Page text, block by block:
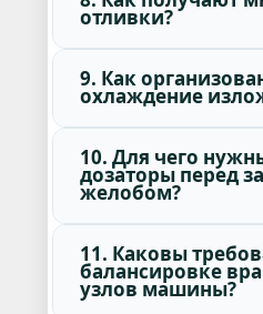
отливки?
9. Как
охлаждение
10. Для чего
дозаторы перед
желобом?
11. Каковы
балансировке
узлов машины?